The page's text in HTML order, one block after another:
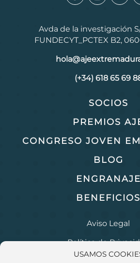
USAMOS
Avda de la investigación
FUNDECYT_PCTEX B2,
(+34) 618 65 69
SOCIOS
PREMIOS
CONGRESO JOVEN
BLOG
ENGRANAJE
BENEFICIOS
Aviso Legal
Política de